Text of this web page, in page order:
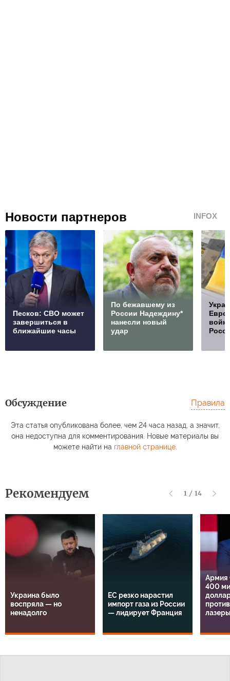
Новости партнеров INFOX
Песков: СВО может
завершиться в
ближайшие часы
По бежавшему из
России Надеждину*
нанесли новый
удар
Обсуждение Правила
Эта статья опубликована более, чем 24 часа назад, а значит,
она недоступна для комментирования. Новые материалы вы
можете найти на главной странице.
Рекомендуем 1 / 14
Украина было
воспряла — но
ненадолго
ЕС резко нарастил
импорт газа из России
— лидирует Франция
Армия
400
лазеры